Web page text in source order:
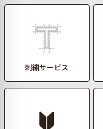
刺繍サービス